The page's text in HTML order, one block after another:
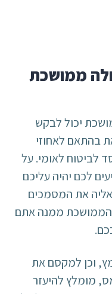
ממושכת
יכול לבקש
בהתאם לאחוזי
לביטוח לאומי. על
לכם יהיה עליכם
את המסמכים
הממושכת ממנה אתם
וכן למקסם את
מומלץ להיעזר